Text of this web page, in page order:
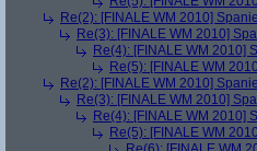
Re(2): [FINALE WM 2010]
Re(3): [FINALE WM 2010]
Re(4): [FINALE WM 2010]
Re(5): [FINALE WM
Re(2): [FINALE WM 2010]
Re(3): [FINALE WM 2010]
Re(4): [FINALE WM 2010]
Re(5): [FINALE WM